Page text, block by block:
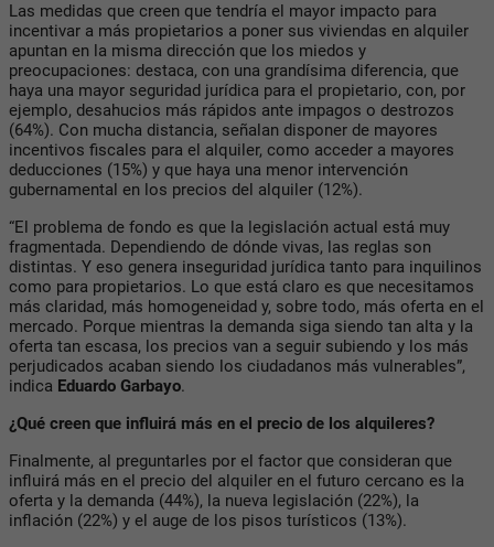
Las medidas que creen que tendría el mayor impacto para
incentivar a más propietarios a poner sus viviendas en alquiler
apuntan en la misma dirección que los miedos y
preocupaciones: destaca, con una grandísima diferencia, que
haya una mayor seguridad jurídica para el propietario, con, por
ejemplo, desahucios más rápidos ante impagos o destrozos
(64%). Con mucha distancia, señalan disponer de mayores
incentivos fiscales para el alquiler, como acceder a mayores
deducciones (15%) y que haya una menor intervención
gubernamental en los precios del alquiler (12%).
“El problema de fondo es que la legislación actual está muy
fragmentada. Dependiendo de dónde vivas, las reglas son
distintas. Y eso genera inseguridad jurídica tanto para inquilinos
como para propietarios. Lo que está claro es que necesitamos
más claridad, más homogeneidad y, sobre todo, más oferta en el
mercado. Porque mientras la demanda siga siendo tan alta y la
oferta tan escasa, los precios van a seguir subiendo y los más
perjudicados acaban siendo los ciudadanos más vulnerables”,
indica Eduardo Garbayo.
¿Qué creen que influirá más en el precio de los alquileres?
Finalmente, al preguntarles por el factor que consideran que
influirá más en el precio del alquiler en el futuro cercano es la
oferta y la demanda (44%), la nueva legislación (22%), la
inflación (22%) y el auge de los pisos turísticos (13%).